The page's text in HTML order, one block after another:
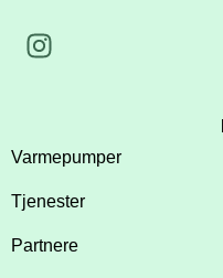
Varmepumper
Tjenester
Partnere